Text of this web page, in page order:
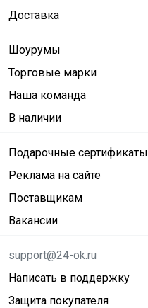
Доставка
Шоурумы
Торговые марки
Наша команда
В наличии
Подарочные сертификаты
Реклама на сайте
Поставщикам
Вакансии
support@24-ok.ru
Написать в поддержку
Защита покупателя